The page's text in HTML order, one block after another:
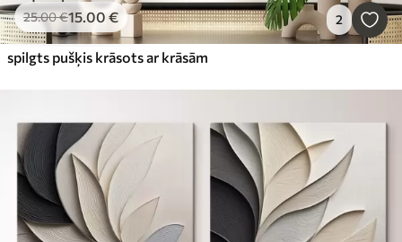
25.00€15.00 € 2
spilgts pušķis krāsots ar krāsām